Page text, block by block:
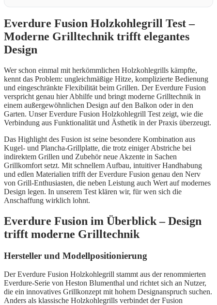
Everdure Fusion Holzkohlegrill Test –
Moderne Grilltechnik trifft elegantes
Design
Wer schon einmal mit herkömmlichen Holzkohlegrills kämpfte,
kennt das Problem: ungleichmäßige Hitze, komplizierte Bedienung
und eingeschränkte Flexibilität beim Grillen. Der Everdure Fusion
verspricht genau hier Abhilfe und bringt moderne Grilltechnik in
einem außergewöhnlichen Design auf den Balkon oder in den
Garten. Unser Everdure Fusion Holzkohlegrill Test zeigt, wie die
Verbindung aus Funktionalität und Ästhetik in der Praxis überzeugt.
Das Highlight des Fusion ist seine besondere Kombination aus
Kugel- und Plancha-Grillplatte, die trotz einiger Abstriche bei
indirektem Grillen und Zubehör neue Akzente in Sachen
Grillkomfort setzt. Mit schnellem Aufbau, intuitiver Handhabung
und edlen Materialien trifft der Everdure Fusion genau den Nerv
von Grill-Enthusiasten, die neben Leistung auch Wert auf modernes
Design legen. In unserem Test klären wir, für wen sich die
Anschaffung wirklich lohnt.
Everdure Fusion im Überblick – Design
trifft moderne Grilltechnik
Hersteller und Modellpositionierung
Der Everdure Fusion Holzkohlegrill stammt aus der renommierten
Everdure-Serie von Heston Blumenthal und richtet sich an Nutzer,
die ein innovatives Grillkonzept mit hohem Designanspruch suchen.
Anders als klassische Holzkohlegrills verbindet der Fusion